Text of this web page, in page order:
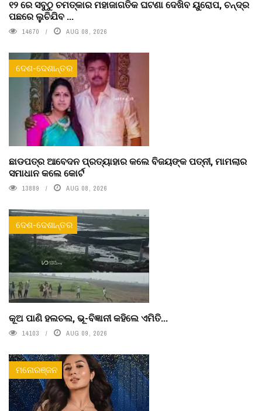
୧୨ ରେ ସବୁଠୁ ଚମତ୍କାର ମହାଜାଗତିକ ଘଟଣା ଦେଖିବ ୟୁରୋପ, ଚନ୍ଦ୍ର
ପଛରେ ଲୁଚିଯିବ ...
14670 AUG 08, 2026
ଦେଶ-ଦେଶାନ୍ତର
ଛାଡପତ୍ର ଆବେଦନ ପ୍ରତ୍ୟାହାର କଲେ ବିଜୟଙ୍କ ପତ୍ନୀ, ମାମଲାର
ସମାଧାନ କଲେ କୋର୍ଟ
13889 AUG 08, 2026
ଦେଶ-ଦେଶାନ୍ତର
କୂଅ ପାଣି ହଲଚଲ, ଭୂ-ବିଜ୍ଞାନୀ କହିଲେ ଏମିତି...
14103 AUG 09, 2026
ମନୋରଞ୍ଜନ